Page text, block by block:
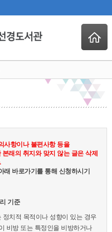
사항이나 불편사항 등을
래의 취지와 맞지 않는 글은 삭제
래 바로가기를 통해 신청하시기
기준
치적 목적이나 성향이 있는 경우
비방 또는 특정인을 비방하거나